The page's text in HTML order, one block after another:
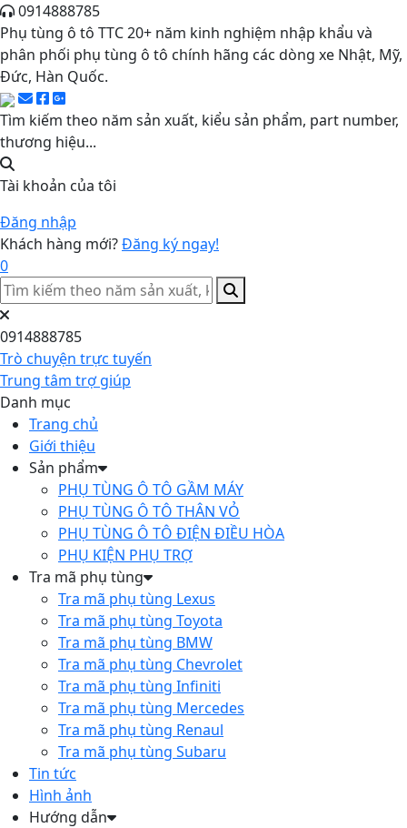
0914888785
Phụ tùng ô tô TTC 20+ năm kinh nghiệm nhập khẩu và
phân phối phụ tùng ô tô chính hãng các dòng xe Nhật, Mỹ,
Đức, Hàn Quốc.
Tìm kiếm theo năm sản xuất, kiểu sản phẩm, part number,
thương hiệu...
Tài khoản của tôi
Đăng nhập
Khách hàng mới?Đăng ký ngay!
0
0914888785
Trò chuyện trực tuyến
Trung tâm trợ giúp
Danh mục
Trang chủ
Giới thiệu
Sản phẩm
PHỤ TÙNG Ô TÔ GẦM MÁY
PHỤ TÙNG Ô TÔ THÂN VỎ
PHỤ TÙNG Ô TÔ ĐIỆN ĐIỀU HÒA
PHỤ KIỆN PHỤ TRỢ
Tra mã phụ tùng
Tra mã phụ tùng Lexus
Tra mã phụ tùng Toyota
Tra mã phụ tùng BMW
Tra mã phụ tùng Chevrolet
Tra mã phụ tùng Infiniti
Tra mã phụ tùng Mercedes
Tra mã phụ tùng Renaul
Tra mã phụ tùng Subaru
Tin tức
Hình ảnh
Hướng dẫn